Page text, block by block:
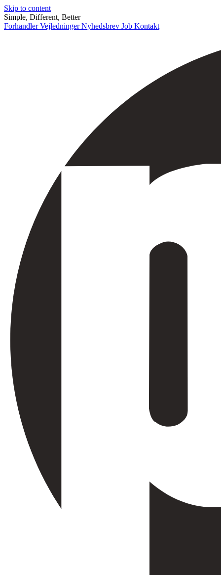
Skip to content
Simple, Different, Better
ForhandlerVejledningerNyhedsbrev Job Kontakt